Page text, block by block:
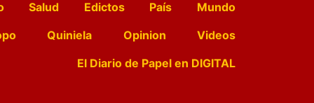
Salud Edictos País
Mundo
Quiniela Opinion
Videos
El Diario de Papel en DIGITAL